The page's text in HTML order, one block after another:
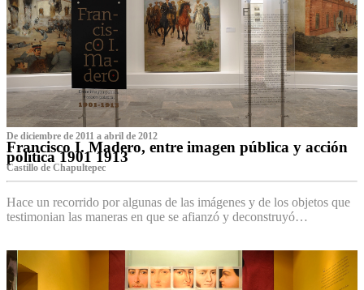
De diciembre de 2011 a abril de 2012
Francisco I. Madero, entre imagen pública y acción
política 1901 1913
Castillo de Chapultepec
Hace un recorrido por algunas de las imágenes y de los objetos que
testimonian las maneras en que se afianzó y deconstruyó…